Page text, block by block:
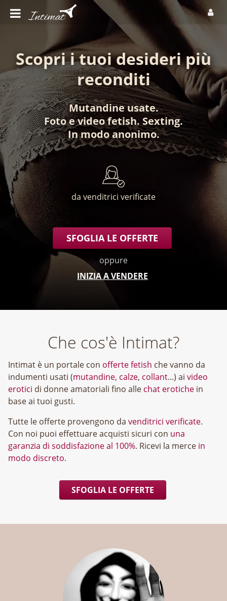
Scopri i tuoi desideri più
reconditi
Mutandine usate.
Fotoevideo fetish. Sexting.
In modo anonimo.
da venditrici verificate
SFOGLIA LE OFFERTE
oppure
INIZIA A VENDERE
Che cos'è Intimat?
Intimat è un portale con offerte fetish che vanno da
indumenti usati (mutandine, calze, collant...) ai video
erotici di donne amatoriali fino alle chat erotiche in
base ai tuoi gusti.
Tutte le offerte provengono da venditrici verificate.
Con noi puoi effettuare acquisti sicuri con una
garanzia di soddisfazione al 100%. Ricevi la merce in
modo discreto.
SFOGLIA LE OFFERTE